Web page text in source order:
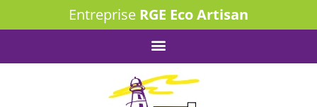
Entreprise RGE Eco Artisan